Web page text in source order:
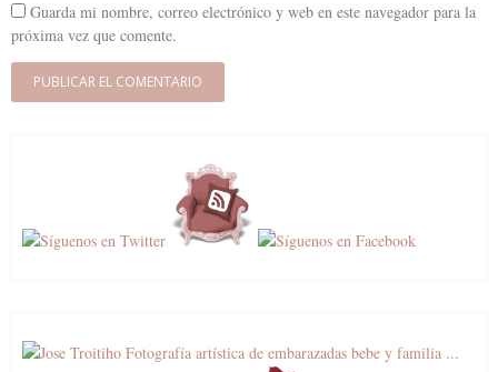
Guarda mi nombre, correo electrónico y web en este navegador para la
próxima vez que comente.